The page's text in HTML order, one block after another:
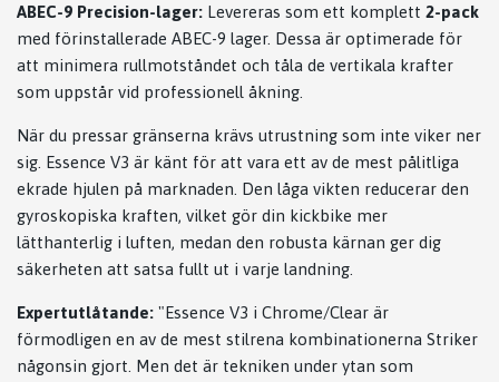
ABEC-9 Precision-lager: Levereras som ett komplett 2-pack
med förinstallerade ABEC-9 lager. Dessa är optimerade för
att minimera rullmotståndet och tåla de vertikala krafter
som uppstår vid professionell åkning.
När du pressar gränserna krävs utrustning som inte viker ner
sig. Essence V3 är känt för att vara ett av de mest pålitliga
ekrade hjulen på marknaden. Den låga vikten reducerar den
gyroskopiska kraften, vilket gör din kickbike mer
lätthanterlig i luften, medan den robusta kärnan ger dig
säkerheten att satsa fullt ut i varje landning.
Expertutlåtande: "Essence V3 i Chrome/Clear är
förmodligen en av de mest stilrena kombinationerna Striker
någonsin gjort. Men det är tekniken under ytan som